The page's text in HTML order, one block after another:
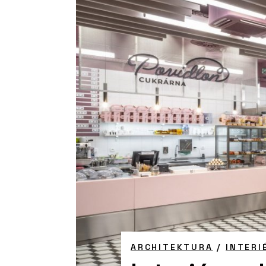
ARCHITEKTURA /